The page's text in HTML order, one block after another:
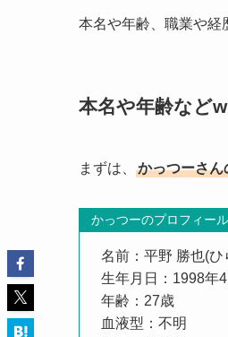
本名や年齢、職業や経
本名や年齢など
まずは、 かっつーさ
かっつーのプロフィール
名前：平野 勝也(ひ
生年月日：1998年4
年齢：27歳
血液型：不明